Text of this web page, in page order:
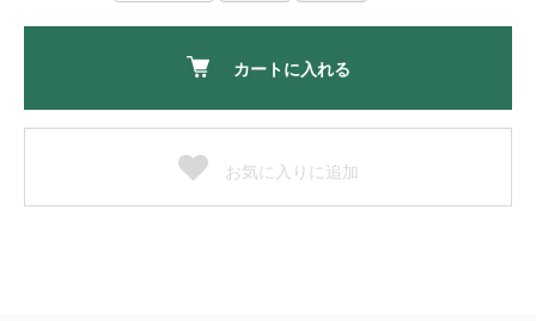
カートに入れる
お気に入りに追加